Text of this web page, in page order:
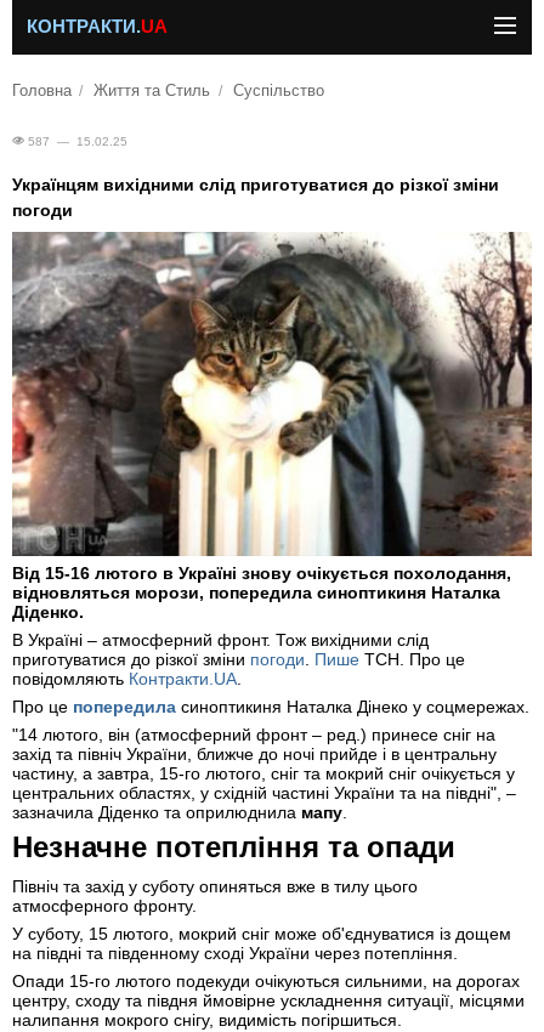
КОНТРАКТИ.UA
Головна Життя та Стиль Суспільство
587 — 15.02.25
Українцям вихідними слід приготуватися до різкої зміни
погоди
Від 15-16 лютого в Україні знову очікується похолодання,
відновляться морози, попередила синоптикиня Наталка
Діденко.
В Україні – атмосферний фронт. Тож вихідними слід
приготуватися до різкої зміни погоди. Пише ТСН. Про це
повідомляють Контракти.UA.
Про це попередила синоптикиня Наталка Дінеко у соцмережах.
"14 лютого, він (атмосферний фронт – ред.) принесе сніг на
захід та північ України, ближче до ночі прийде і в центральну
частину, а завтра, 15-го лютого, сніг та мокрий сніг очікується у
центральних областях, у східній частині України та на півдні", –
зазначила Діденко та оприлюднила мапу.
Незначне потепління та опади
Північ та захід у суботу опиняться вже в тилу цього
атмосферного фронту.
У суботу, 15 лютого, мокрий сніг може об'єднуватися із дощем
на півдні та південному сході України через потепління.
Опади 15-го лютого подекуди очікуються сильними, на дорогах
центру, сходу та півдня ймовірне ускладнення ситуації, місцями
налипання мокрого снігу, видимість погіршиться.